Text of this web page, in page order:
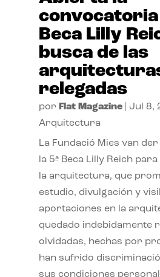
convocatoria
Beca Lilly
busca de las
relegadas
por Flat Magazine| Jul 8,
Arquitectura
La Fundació Mies van
la 5ª Beca Lilly Reich
la arquitectura, que
estudio, divulgación y
aportaciones en la
quedado indebidamente
olvidadas, hechas por
han sufrido
sus condiciones